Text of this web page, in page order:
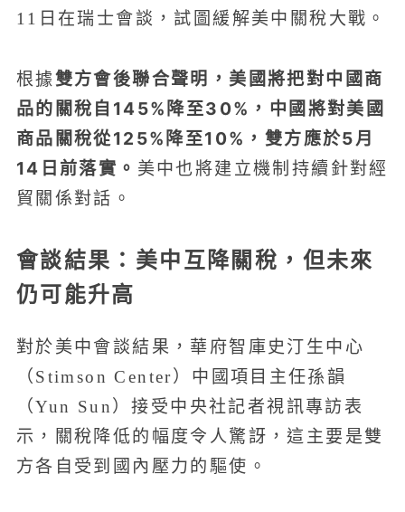
11日在瑞士會談，試圖緩解美中關稅大戰。
根據雙方會後聯合聲明，美國將把對中國商
品的關稅自145%降至30%，中國將對美國
商品關稅從125%降至10%，雙方應於5月
14日前落實。 美中也將建立機制持續針對經
貿關係對話。
會談結果：美中互降關稅，但未來
仍可能升高
對於美中會談結果，華府智庫史汀生中心
（Stimson Center）中國項目主任孫韻
（Yun Sun）接受中央社記者視訊專訪表
示，關稅降低的幅度令人驚訝，這主要是雙
方各自受到國內壓力的驅使。